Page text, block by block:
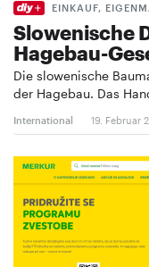
EINKAUF,
Slowenische
Hagebau-
Die slowenische
der Hagebau. Das
International 19. Februar